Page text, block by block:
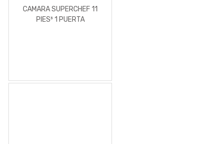
CAMARA SUPERCHEF 11
PIES³ 1 PUERTA